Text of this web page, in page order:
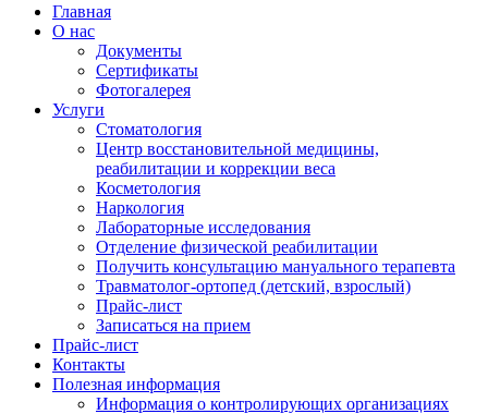
Главная
О нас
Документы
Сертификаты
Фотогалерея
Услуги
Стоматология
Центр восстановительной медицины,
реабилитации и коррекции веса
Косметология
Наркология
Лабораторные исследования
Отделение физической реабилитации
Получить консультацию мануального терапевта
Травматолог-ортопед (детский, взрослый)
Прайс-лист
Записаться на прием
Прайс-лист
Контакты
Полезная информация
Информация о контролирующих организациях